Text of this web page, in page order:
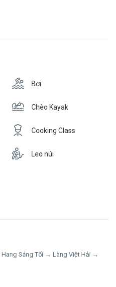
Bơi
Chèo Kayak
Cooking Class
Leo núi
Sáng Tối → Làng Việt Hải →